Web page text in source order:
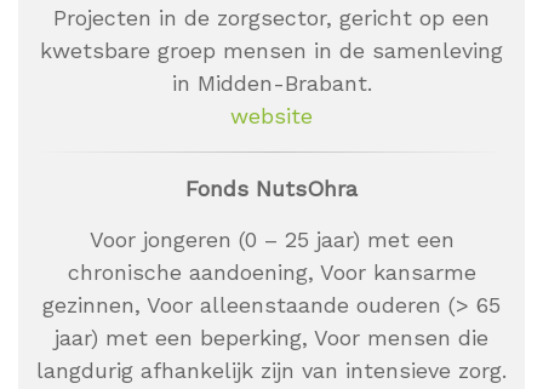
Projecten in de zorgsector, gericht op een
kwetsbare groep mensen in de samenleving
in Midden-Brabant.
website
Fonds NutsOhra
Voor jongeren (0 – 25 jaar) met een
chronische aandoening, Voor kansarme
gezinnen, Voor alleenstaande ouderen (> 65
jaar) met een beperking, Voor mensen die
langdurig afhankelijk zijn van intensieve zorg.